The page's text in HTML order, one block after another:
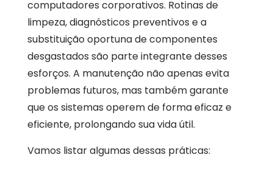
computadores corporativos. Rotinas de
limpeza, diagnósticos preventivos e a
substituição oportuna de componentes
desgastados são parte integrante desses
esforços. A manutenção não apenas evita
problemas futuros, mas também garante
que os sistemas operem de forma eficaz e
eficiente, prolongando sua vida útil.
Vamos listar algumas dessas práticas: